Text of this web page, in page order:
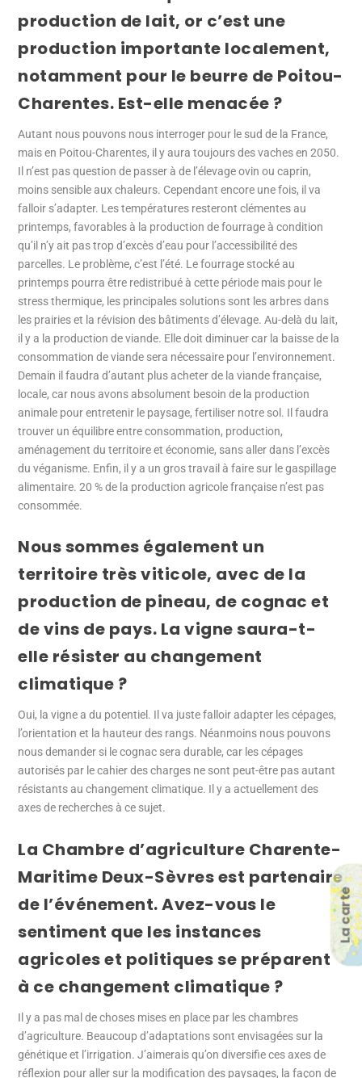
La carte
production de lait, or c’est une
production importante localement,
notamment pour le beurre de Poitou-
Charentes. Est-elle menacée ?
Autant nous pouvons nous interroger pour le sud de la France,
mais en Poitou-Charentes, il y aura toujours des vaches en 2050.
Il n’est pas question de passer à de l’élevage ovin ou caprin,
moins sensible aux chaleurs. Cependant encore une fois, il va
falloir s’adapter. Les températures resteront clémentes au
printemps, favorables à la production de fourrage à condition
qu’il n’y ait pas trop d’excès d’eau pour l’accessibilité des
parcelles. Le problème, c’est l’été. Le fourrage stocké au
printemps pourra être redistribué à cette période mais pour le
stress thermique, les principales solutions sont les arbres dans
les prairies et la révision des bâtiments d’élevage. Au-delà du lait,
il y a la production de viande. Elle doit diminuer car la baisse de la
consommation de viande sera nécessaire pour l’environnement.
Demain il faudra d’autant plus acheter de la viande française,
locale, car nous avons absolument besoin de la production
animale pour entretenir le paysage, fertiliser notre sol. Il faudra
trouver un équilibre entre consommation, production,
aménagement du territoire et économie, sans aller dans l’excès
du véganisme. Enfin, il y a un gros travail à faire sur le gaspillage
alimentaire. 20 % de la production agricole française n’est pas
consommée.
Nous sommes également un
territoire très viticole, avec de la
production de pineau, de cognac et
de vins de pays. La vigne saura-t-
elle résister au changement
climatique ?
Oui, la vigne a du potentiel. Il va juste falloir adapter les cépages,
l’orientation et la hauteur des rangs. Néanmoins nous pouvons
nous demander si le cognac sera durable, car les cépages
autorisés par le cahier des charges ne sont peut-être pas autant
résistants au changement climatique. Il y a actuellement des
axes de recherches à ce sujet.
La Chambre d’agriculture Charente-
Maritime Deux-Sèvres est partenaire
de l’événement. Avez-vous le
sentiment que les instances
agricoles et politiques se préparent
à ce changement climatique ?
Il y a pas mal de choses mises en place par les chambres
d’agriculture. Beaucoup d’adaptations sont envisagées sur la
génétique et l’irrigation. J’aimerais qu’on diversifie ces axes de
réflexion pour aller sur la modification des paysages, la façon de